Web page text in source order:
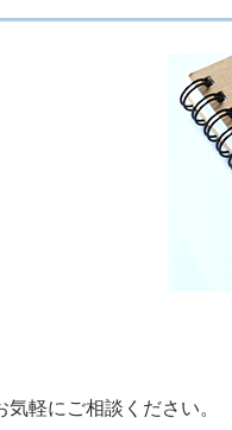
軽にご相談ください。